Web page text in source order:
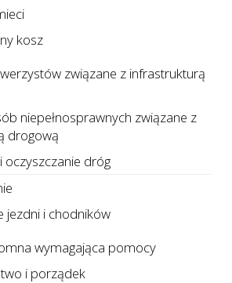
kosz
związane z infrastrukturą
niepełnosprawnych związane z
drogową
oczyszczanie dróg
jezdni i chodników
wymagająca pomocy
i porządek